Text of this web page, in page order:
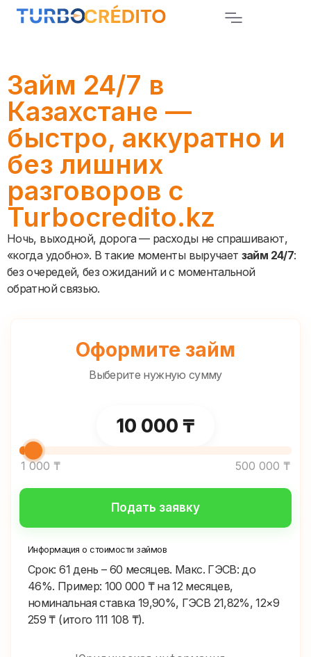
Займ 24/7 в
Казахстане —
быстро, аккуратно и
без лишних
разговоров с
Turbocredito.kz
Ночь, выходной, дорога — расходы не спрашивают,
«когда удобно». В такие моменты выручает займ 24/7:
без очередей, без ожиданий и с моментальной
обратной связью.
Оформите займ
Выберите нужную сумму
10 000 ₸
1 000 ₸ 500 000 ₸
Подать заявку
Информация о стоимости займов
Срок: 61 день – 60 месяцев. Макс. ГЭСВ: до
46%. Пример: 100 000 ₸ на 12 месяцев,
номинальная ставка 19,90%, ГЭСВ 21,82%, 12×9
259 ₸ (итого 111 108 ₸).